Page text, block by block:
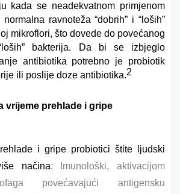
kada se neadekvatnom primjenom
ravnoteža “dobrih” i “loših”
mikroflori, što dovede do povećanog
bakterija.
Da bi se izbjeglo
antibiotika potrebno je probiotik
ili poslije doze antibiotika.2
vrijeme prehlade i gripe
i gripe probiotici štite ljudski
načina: Imunološki, aktivacijom
povećavajući antigensku